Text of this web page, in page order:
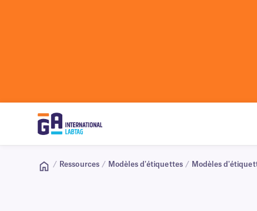
/ Ressources / Modèles d'étiquettes / Modèles